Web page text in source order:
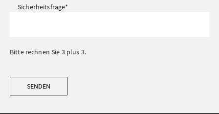
Sicherheitsfrage*
Bitte rechnen Sie 3 plus 3.
SENDEN